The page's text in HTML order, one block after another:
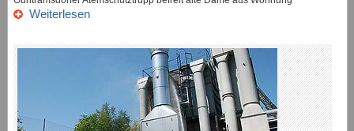
Weiterlesen